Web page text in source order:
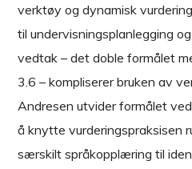
verktøy og dynamisk
til undervisningsplanlegging
vedtak – det doble formålet
3.6 – kompliserer bruken av
Andresen utvider formålet ved
å knytte vurderingspraksisen
særskilt språkopplæring til